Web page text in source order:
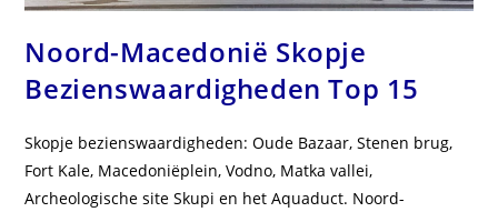
Noord-Macedonië Skopje
Bezienswaardigheden Top 15
Skopje bezienswaardigheden: Oude Bazaar, Stenen brug,
Fort Kale, Macedoniëplein, Vodno, Matka vallei,
Archeologische site Skupi en het Aquaduct. Noord-